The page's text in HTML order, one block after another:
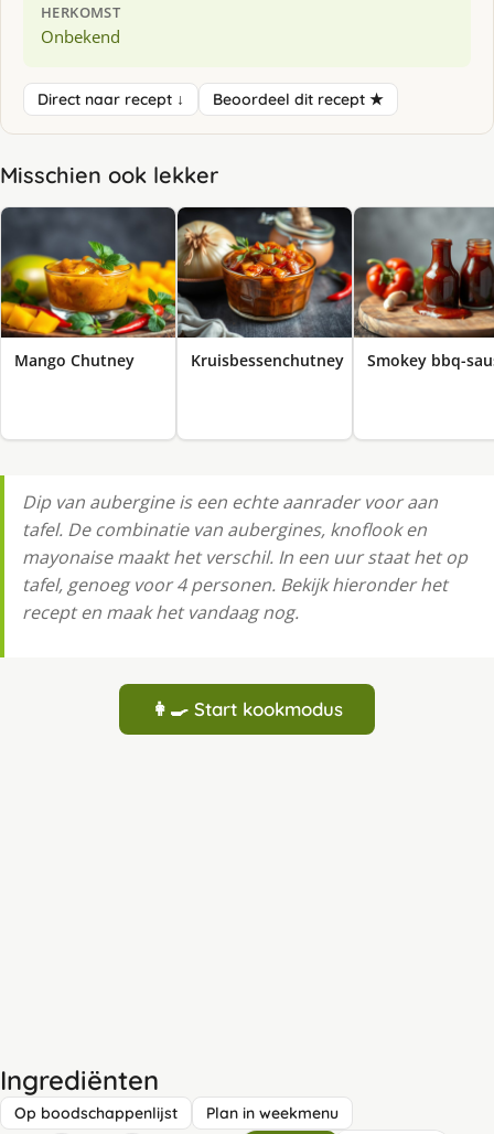
HERKOMST
Onbekend
Direct naar recept ↓ Beoordeel dit recept ★
Misschien ook lekker
Mango Chutney Kruisbessenchutney Smo­key bbq-
Dip van aubergine is een echte aanrader voor aan
tafel. De combinatie van aubergines, knoflook en
mayonaise maakt het verschil. In een uur staat het op
tafel, genoeg voor 4 personen. Bekijk hieronder het
recept en maak het vandaag nog.
👩‍🍳 Start kookmodus
Ingrediënten
Op boodschappenlijst Plan in weekmenu